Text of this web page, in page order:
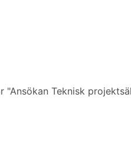
Teknisk